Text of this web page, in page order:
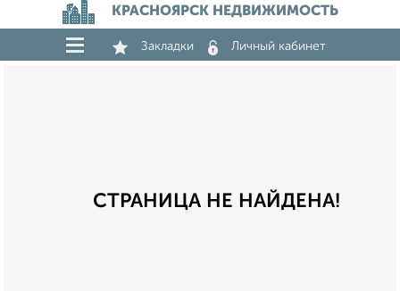
КРАСНОЯРСК НЕДВИЖИМОСТЬ
Закладки Личный кабинет
СТРАНИЦА НЕ НАЙДЕНА!